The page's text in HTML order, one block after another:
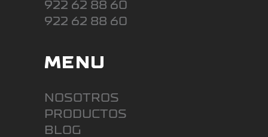
922 62 88 60
922 62 88 60
MENU
NOSOTROS
PRODUCTOS
BLOG